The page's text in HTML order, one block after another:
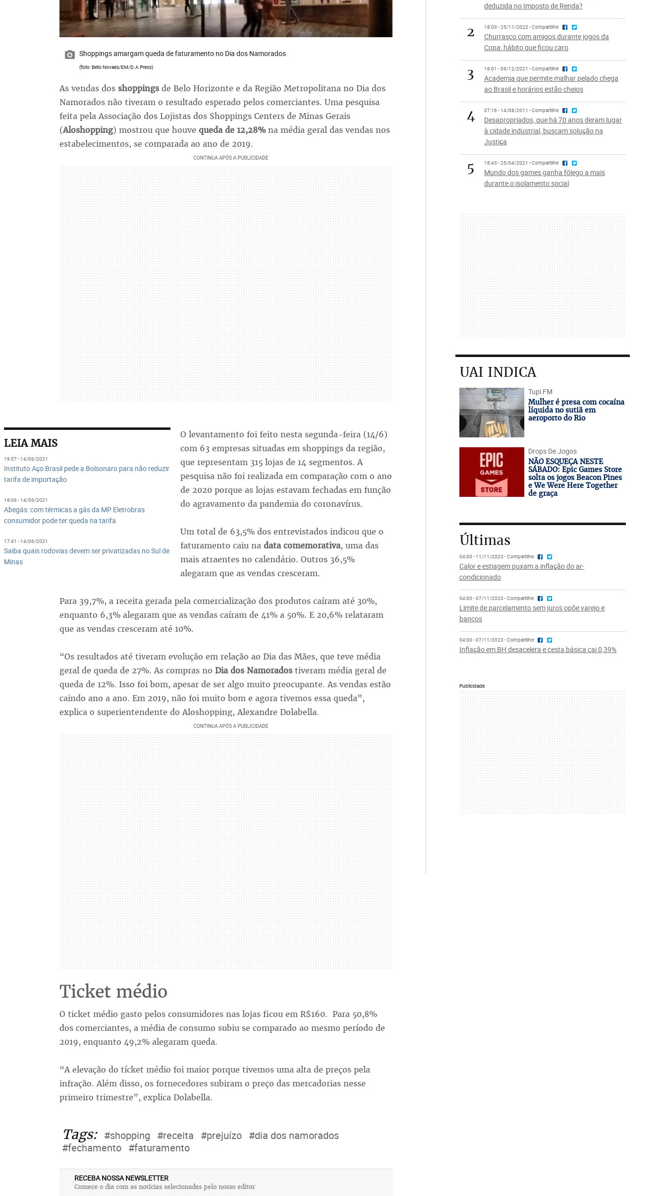
Shoppings amargam queda de faturamento no Dia dos Namorados
(foto: Beto Novaes/EM/D.A Press)
As vendas dos shoppings de Belo Horizonte e da Região Metropolitana no Dia dos
Namorados não tiveram o resultado esperado pelos comerciantes. Uma pesquisa
feita pela Associação dos Lojistas dos Shoppings Centers de Minas Gerais
(Aloshopping) mostrou que houve queda de 12,28%na média geral das vendas nos
estabelecimentos, se comparada ao ano de 2019.
LEIA MAIS
19:57 - 14/06/2021
Instituto Aço Brasil pede a Bolsonaro para não reduzir
tarifa de importação
18:06 - 14/06/2021
Abegás: com térmicas a gás da MP Eletrobras
consumidor pode ter queda na tarifa
17:41 - 14/06/2021
Saiba quais rodovias devem ser privatizadas no Sul de
Minas
O levantamento foi feito nesta segunda-feira (14/6)
com 63 empresas situadas em shoppings da região,
que representam 315 lojas de 14 segmentos. A
pesquisa não foi realizada em comparação com o ano
de 2020 porque as lojas estavam fechadas em função
do agravamento da pandemia do coronavírus.
Um total de 63,5% dos entrevistados indicou que o
faturamento caiu na data comemorativa, uma das
mais atraentes no calendário. Outros 36,5%
alegaram que as vendas cresceram.
Para 39,7%, a receita gerada pela comercialização dos produtos caíram até 30%,
enquanto 6,3% alegaram que as vendas caíram de 41% a 50%. E 20,6% relataram
que as vendas cresceram até 10%.
“Os resultados até tiveram evolução em relação ao Dia das Mães, que teve média
geral de queda de 27%. As compras no Dia dos Namorados tiveram média geral de
queda de 12%. Isso foi bom, apesar de ser algo muito preocupante. As vendas estão
caindo ano a ano. Em 2019, não foi muito bom e agora tivemos essa queda”,
explica o superientendente do Aloshopping, Alexandre Dolabella.
Ticket médio
O ticket médio gasto pelos consumidores nas lojas ficou em R$160. Para 50,8%
dos comerciantes, a média de consumo subiu se comparado ao mesmo período de
2019, enquanto 49,2% alegaram queda.
“A elevação do tícket médio foi maior porque tivemos uma alta de preços pela
infração. Além disso, os fornecedores subiram o preço das mercadorias nesse
primeiro trimestre”, explica Dolabella.
Tags: #shopping #receita #prejuízo #dia dos namorados
#fechamento #faturamento
RECEBA NOSSA NEWSLETTER
Comece o dia com as notícias selecionadas pelo nosso editor
deduzida no Imposto de Renda?
2 18:03 - 25/11/2022 - Compartilhe
Churrasco com amigos durante jogos da
Copa: hábito que ficou caro
3 16:01 - 09/12/2021 - Compartilhe
Academia que permite malhar pelado chega
ao Brasil e horários estão cheios
4 07:16 - 14/08/2011 - Compartilhe
Desapropriados, que há 70 anos deram lugar
à cidade industrial, buscam solução na
Justiça
5 18:43 - 25/04/2021 - Compartilhe
Mundo dos games ganha fôlego a mais
durante o isolamento social
UAI INDICA
Tupi FM
Mulher é presa com cocaína
líquida no sutiã em
aeroporto do Rio
Drops De Jogos
NÃO ESQUEÇA NESTE
SÁBADO: Epic Games Store
solta os jogos Beacon Pines
e We Were Here Together
de graça
Últimas
04:00 - 11/11/2023 - Compartilhe
Calor e estiagem puxam a inflação do ar-
condicionado
04:00 - 07/11/2023 - Compartilhe
Limite de parcelamento sem juros opõe varejo e
bancos
04:00 - 07/11/2023 - Compartilhe
Inflação em BH desacelera e cesta básica cai 0,39%
Publicidade